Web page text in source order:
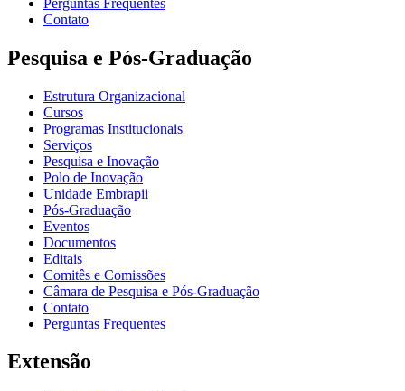
Contato
Pesquisa e Pós-Graduação
Estrutura Organizacional
Cursos
Programas Institucionais
Serviços
Pesquisa e Inovação
Polo de Inovação
Unidade Embrapii
Pós-Graduação
Eventos
Documentos
Editais
Comitês e Comissões
Câmara de Pesquisa e Pós-Graduação
Contato
Perguntas Frequentes
Extensão